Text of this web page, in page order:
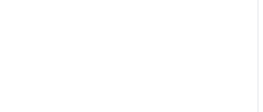
la quantità del prodotto o